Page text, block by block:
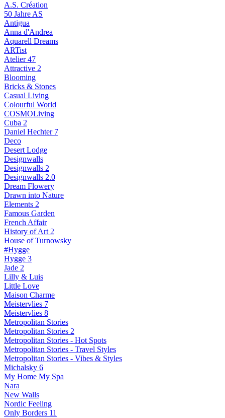
A.S. Création
50 Jahre AS
Antigua
Anna d'Andrea
Aquarell Dreams
ARTist
Atelier 47
Attractive 2
Blooming
Bricks & Stones
Casual Living
Colourful World
COSMOLiving
Cuba 2
Daniel Hechter 7
Deco
Desert Lodge
Designwalls
Designwalls 2
Designwalls 2.0
Dream Flowery
Drawn into Nature
Elements 2
Famous Garden
French Affair
History of Art 2
House of Turnowsky
#Hygge
Hygge 3
Jade 2
Lilly & Luis
Little Love
Maison Charme
Meistervlies 7
Meistervlies 8
Metropolitan Stories
Metropolitan Stories 2
Metropolitan Stories - Hot Spots
Metropolitan Stories - Travel Styles
Metropolitan Stories - Vibes & Styles
Michalsky 6
My Home My Spa
Nara
New Walls
Nordic Feeling
Only Borders 11